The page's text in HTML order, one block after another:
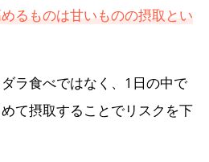
るものは甘いものの摂取とい
ラ食べではなく、1日の中で
て摂取することでリスクを下